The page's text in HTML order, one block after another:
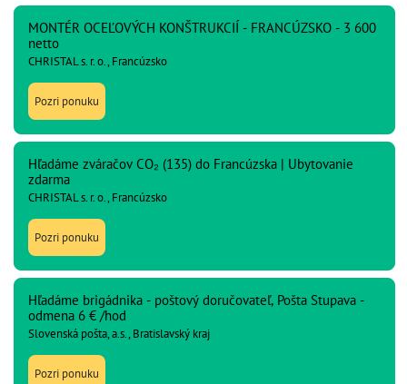
MONTÉR OCEĽOVÝCH KONŠTRUKCIÍ - FRANCÚZSKO - 3 600
netto
CHRISTAL s. r. o., Francúzsko
Pozri ponuku
Hľadáme zváračov CO₂ (135) do Francúzska | Ubytovanie
zdarma
CHRISTAL s. r. o., Francúzsko
Pozri ponuku
Hľadáme brigádnika - poštový doručovateľ, Pošta Stupava -
odmena 6 € /hod
Slovenská pošta, a.s., Bratislavský kraj
Pozri ponuku